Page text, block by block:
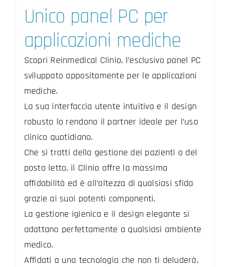
Unico panel PC per
applicazioni mediche
Scopri Reinmedical Clinio, l’esclusivo panel PC
sviluppato appositamente per le applicazioni
mediche.
La sua interfaccia utente intuitiva e il design
robusto lo rendono il partner ideale per l’uso
clinico quotidiano.
Che si tratti della gestione dei pazienti o del
posto letto, il Clinio offre la massima
affidabilità ed è all’altezza di qualsiasi sfida
grazie ai suoi potenti componenti.
La gestione igienica e il design elegante si
adattano perfettamente a qualsiasi ambiente
medico.
Affidati a una tecnologia che non ti deluderà.